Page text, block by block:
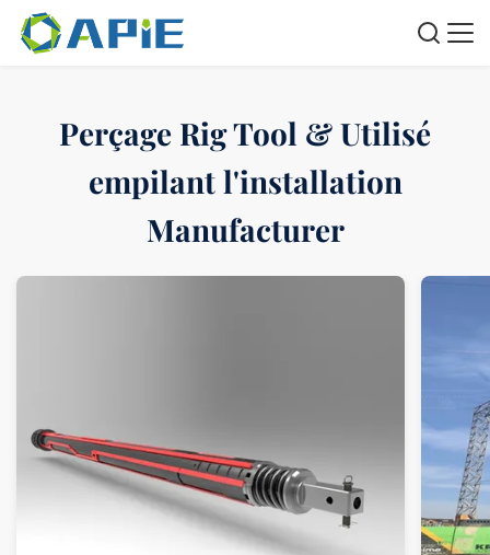
Perçage Rig Tool & Utilisé
empilant l'installation
Manufacturer